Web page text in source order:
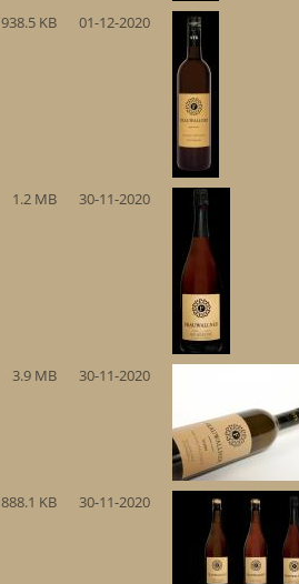
938.5 KB 01-12-2020
1.2 MB 30-11-2020
3.9 MB 30-11-2020
888.1 KB 30-11-2020